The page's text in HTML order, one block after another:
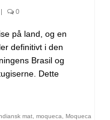
| 0
på land, og en
definitivt i den
Brasil og
Dette
mat moqueca Moqueca